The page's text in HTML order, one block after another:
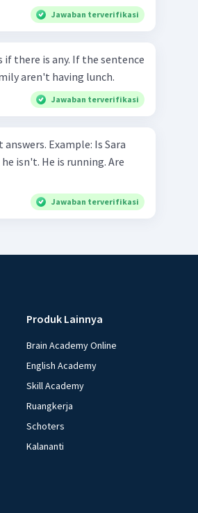
Jawaban terverifikasi
there is any. If the sentence
tick on the lines. The family aren't having lunch.
Jawaban terverifikasi
Is Sara
He is running. Are
Jawaban terverifikasi
Produk Lainnya
Brain Academy Online
English Academy
Skill Academy
Ruangkerja
Schoters
Kalananti